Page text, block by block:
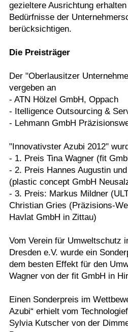
gezieltere Ausrichtung
Bedürfnisse der
berücksichtigen.
Die Preisträger
Der "Oberlausitzer
vergeben an
- ATN Hölzel GmbH, Oppach
- Itelligence Outsourcing &
- Lehmann GmbH
"Innovativster Azubi 2012"
- 1. Preis Tina Wagner (fit
- 2. Preis Hannes Augustin
(plastic concept GmbH
- 3. Preis: Markus Mildner
Christian Gries (Präzisions-
Havlat GmbH in Zittau)
Vom Verein für Umweltschutz
Dresden e.V. wurde ein
dem besten Effekt für den
Wagner von der fit GmbH in
Einen Sonderpreis im
Azubi“ erhielt vom
Sylvia Kutscher von der